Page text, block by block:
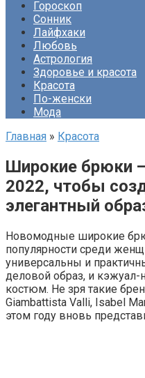
Гороскоп
Сонник
Лайфхаки
Любовь
Астрология
Здоровье и красота
Красота
По-женски
Мода
Главная » Красота
Широкие брюки
2022, чтобы
элегантный
Новомодные широкие
популярности среди
универсальны и
деловой образ, и кэжуал-
костюм. Не зря такие
Giambattista Valli, Isabel
этом году вновь